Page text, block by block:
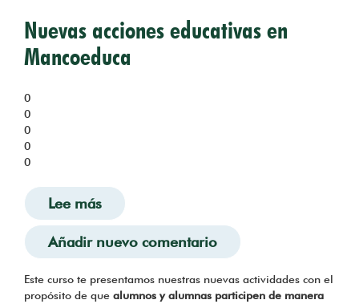
Nuevas acciones educativas en
Mancoeduca
0
0
0
0
0
Lee más sobre Nuevas acciones educativas en
Añadir nuevo comentario
Este curso te presentamos nuestras nuevas actividades con el
propósito de que alumnos y alumnas participen de manera